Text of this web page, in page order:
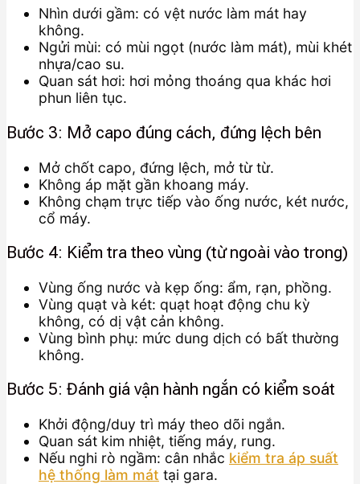
Nhìn dưới gầm: có vệt nước làm mát hay
không.
Ngửi mùi: có mùi ngọt (nước làm mát), mùi khét
nhựa/cao su.
Quan sát hơi: hơi mỏng thoáng qua khác hơi
phun liên tục.
Bước 3: Mở capo đúng cách, đứng lệch bên
Mở chốt capo, đứng lệch, mở từ từ.
Không áp mặt gần khoang máy.
Không chạm trực tiếp vào ống nước, két nước,
cổ máy.
Bước 4: Kiểm tra theo vùng (từ ngoài vào trong)
Vùng ống nước và kẹp ống: ẩm, rạn, phồng.
Vùng quạt và két: quạt hoạt động chu kỳ
không, có dị vật cản không.
Vùng bình phụ: mức dung dịch có bất thường
không.
Bước 5: Đánh giá vận hành ngắn có kiểm soát
Khởi động/duy trì máy theo dõi ngắn.
Quan sát kim nhiệt, tiếng máy, rung.
Nếu nghi rò ngầm: cân nhắc kiểm tra áp suất
hệ thống làm mát tại gara.